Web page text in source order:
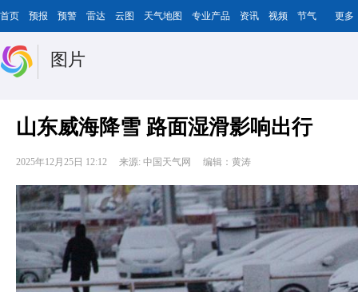
首页 预报 预警 雷达 云图 天气地图 专业产品 资讯 视频 节气 更多
图片
山东威海降雪 路面湿滑影响出行
2025年12月25日 12:12 来源: 中国天气网 编辑：黄涛